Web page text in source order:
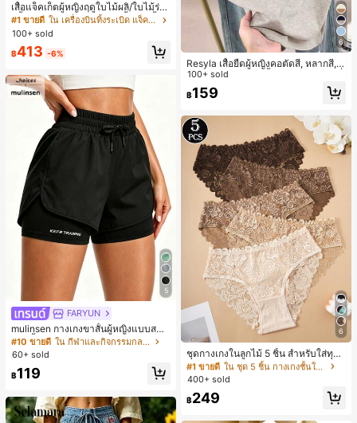
เสื้อแจ็คเก็ตผู้หญิงฤดูใบไม้ผลิ/ใบไม้ร่วง
สีพื้น หนังเทียม สไตล์ปกคอเสื้อ ซิปขึ้น
แขนยาว สไตล์ลำลอง วิทยาลัย สนามบิ
น เสื้อนอก สีน้ำตาล สไตล์สบายๆ ฤดูใบ
ไม้ร่วง
#1 ขายดี
ใน เครื่องบินทิ้งระเบิด แจ็คเก็ตผู้หญิง
100+ sold
฿413 -6%
5
FARYUN
mulinsen กางเกงขาสั้นผู้หญิงแบบสบา
ยๆ สีพื้น หลวม อเนกประสงค์ กางเกงขา
สั้นกีฬา 2-In-1 สำหรับวิ่ง ฟิตเนส และก
#10 ขายดี
ใน กีฬาและกิจกรรมกลางแจ้ง
60+ sold
฿119
6
Resyla เสื้อยืดผู้หญิงคอตัดสี, หลากสี, ล
ายพิมพ์แมวน่ารัก, เสื้อสำหรับออกไปเที่
ยวฤดูร้อน, ดีไซน์กราฟิก, ความรู้สึกพรีเ
มียม, ลำลองอเนกประสงค์, สวมใส่ประ
เสื้อผ้ากลางแจ้ง
100+ sold
฿159
6
ชุดกางเกงในลูกไม้ 5 ชิ้น สำหรับใส่ทุกวั
น
#1 ขายดี
ลูกค้ากลับมาซื้อซ้ำ!
#1 ขายดี
ใน ชุด 5 ชิ้น กางเกงชั้นในผู้หญิง
ลูกค้ากลับมาซื้อซ้ำ!
#1 ขายดี
ใน ชุด 5 ชิ้น กางเกงชั้นในผู้หญิง
ลูกค้ากลับมาซื้อซ้ำ!
#1 ขายดี
400+ sold
฿249